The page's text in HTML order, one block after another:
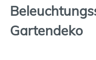
Gartendeko